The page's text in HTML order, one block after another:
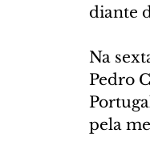
diante
Na
Pedro
pela